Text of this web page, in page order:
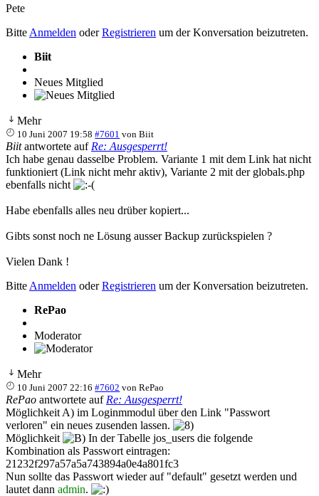
Pete
Bitte Anmelden oderRegistrieren um der Konversation beizutreten.
Biit
Neues Mitglied
Mehr
10 Juni 2007 19:58 #7601 vonBiit
Biitantwortete auf Re: Ausgesperrt!
Ich habe genau dasselbe Problem. Variante 1 mit dem Link hat nicht
funktioniert (Link nicht mehr aktiv), Variante 2 mit der globals.php
ebenfalls nicht
Habe ebenfalls alles neu drüber kopiert...
Gibts sonst noch ne Lösung ausser Backup zurückspielen ?
Vielen Dank !
Bitte Anmelden oderRegistrieren um der Konversation beizutreten.
RePao
Moderator
Mehr
10 Juni 2007 22:16 #7602 vonRePao
RePao antwortete auf Re: Ausgesperrt!
Möglichkeit A) im Loginmmodul über den Link "Passwort
verloren" ein neues zusenden lassen.
Möglichkeit
In der Tabelle jos_users die folgende
Kombination als Passwort eintragen:
21232f297a57a5a743894a0e4a801fc3
Nun sollte das Passwort wieder auf "default" gesetzt werden und
lautet dann admin.